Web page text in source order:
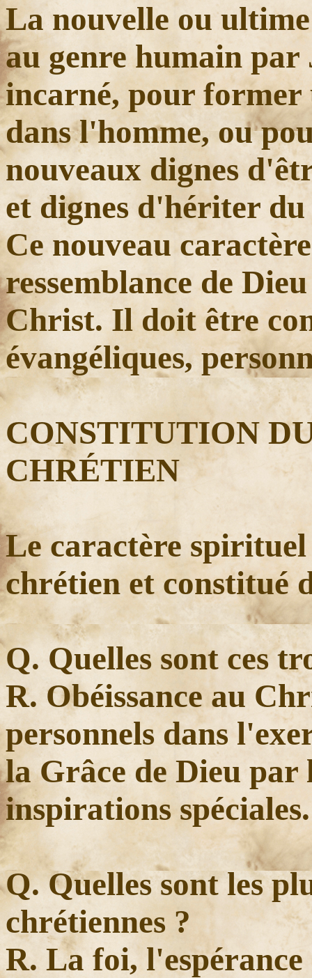
La nouvelle ou
au genre humain par
incarné, pour former
dans l'homme, ou
nouveaux dignes
et dignes d'hériter du
Ce nouveau
ressemblance de
Christ. Il doit être
évangéliques,
CONSTITUTION
CHRÉTIEN
Le caractère
chrétien et constitué
Q. Quelles sont ces
R. Obéissance au
personnels dans
la Grâce de Dieu par
inspirations spéciales.
Q. Quelles sont les
chrétiennes ?
R. La foi,